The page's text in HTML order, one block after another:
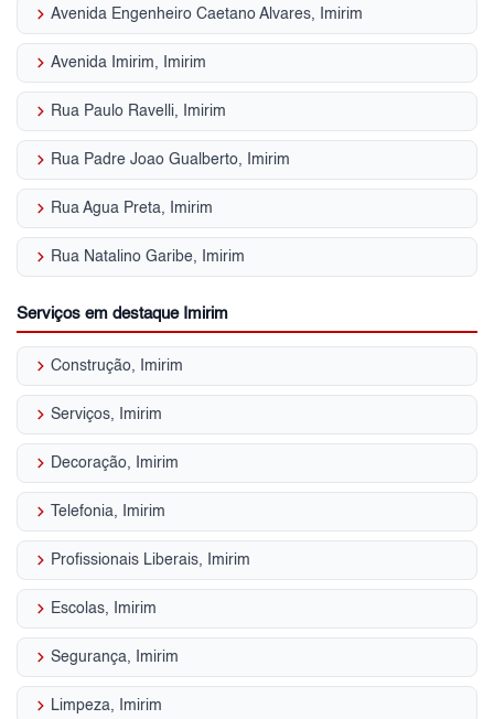
keyboard_arrow_right Avenida Engenheiro Caetano Alvares, Imirim
keyboard_arrow_right Avenida Imirim, Imirim
keyboard_arrow_right Rua Paulo Ravelli, Imirim
keyboard_arrow_right Rua Padre Joao Gualberto, Imirim
keyboard_arrow_right Rua Agua Preta, Imirim
keyboard_arrow_right Rua Natalino Garibe, Imirim
Serviços em destaque Imirim
keyboard_arrow_right Construção, Imirim
keyboard_arrow_right Serviços, Imirim
keyboard_arrow_right Decoração, Imirim
keyboard_arrow_right Telefonia, Imirim
keyboard_arrow_right Profissionais Liberais, Imirim
keyboard_arrow_right Escolas, Imirim
keyboard_arrow_right Segurança, Imirim
keyboard_arrow_right Limpeza, Imirim